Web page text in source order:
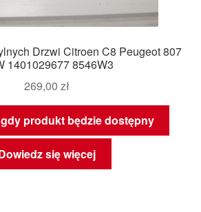
Drzwi Citroen C8 Peugeot 807
1401029677 8546W3
269,00 zł
produkt będzie dostępny
się więcej